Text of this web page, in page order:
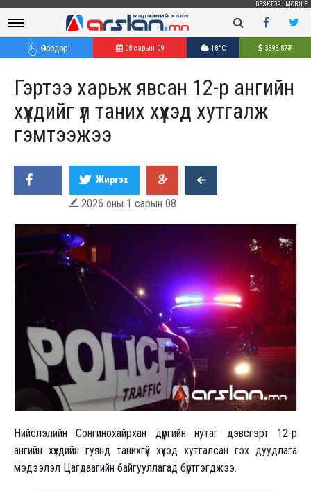
DESKTOP MOBILE
Өнөөдөр 08 сарын 09 18°C 3593.87₮
Гэртээ харьж явсан 12-р ангийн
хүүхдийг үл таних хүүхэд хутгалж
гэмтээжээ
Жиргэх
 2026 оны 1 сарын 08
Нийслэлийн Сонгинохайрхан дүүргийн нутаг дэвсгэрт 12-р
ангийн хүүхдийн гуянд танихгүй хүүхэд хутгалсан гэх дуудлага
мэдээлэл Цагдаагийн байгууллагад бүртгэгджээ.